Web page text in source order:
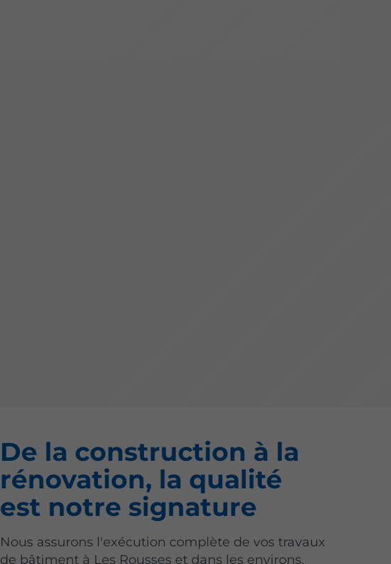
De la construction à la
rénovation, la qualité
est notre signature
Nous assurons l'exécution complète de vos travaux
de bâtiment à Les Rousses et dans les environs.